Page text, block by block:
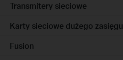
Transmitery sieciowe
Karty sieciowe dużego zasięgu
Fusion